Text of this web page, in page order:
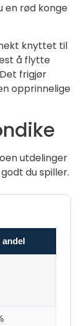
en rød konge
knyttet til
å flytte
frigjør
opprinnelige
utdelinger
du spiller.